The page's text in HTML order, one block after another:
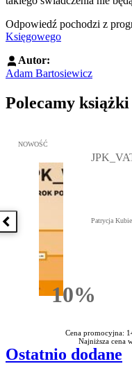
Odpowiedź pochodzi z
Księgowego
Autor:
Adam Bartosiewicz
Polecamy
Poprzednia książka
Przejdź do: JPK_VAT
NOWOŚĆ
10%Rabatu
Patrycja
Cena promocyjna:
Najniższa cena
Ostatnio dodane